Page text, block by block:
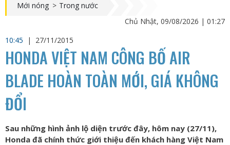
Mới nóng > Trong nước
Chủ Nhật, 09/08/2026 | 01:27
10:45
| 27/11/2015
HONDA VIỆT NAM CÔNG BỐ AIR
BLADE HOÀN TOÀN MỚI, GIÁ KHÔNG
ĐỔI
Sau những hình ảnh lộ diện trước đây, hôm nay (27/11),
Honda đã chính thức giới thiệu đến khách hàng Việt Nam